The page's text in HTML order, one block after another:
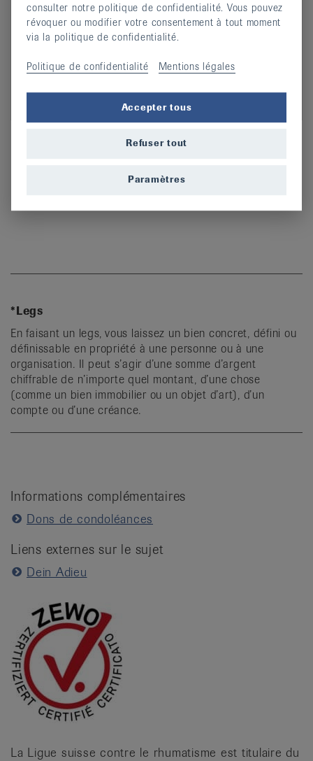
Directrice
044 487 40 00
*Legs
En faisant un legs, vous laissez un bien concret, défini ou
définissable en propriété à une personne ou à une
organisation. Il peut s’agir d’une somme d’argent
chiffrable de n’importe quel montant, d’une chose
(comme un bien immobilier ou un objet d’art), d’un
compte ou d’une créance.
Informations complémentaires
Dons de condoléances
Liens externes sur le sujet
Dein Adieu
La Ligue suisse contre le rhumatisme est titulaire du
consulter notre politique de confidentialité. Vous pouvez
révoquer ou modifier votre consentement à tout moment
via la politique de confidentialité.
Politique de confidentialité Mentions légales
Accepter tous
Refuser tout
Paramètres